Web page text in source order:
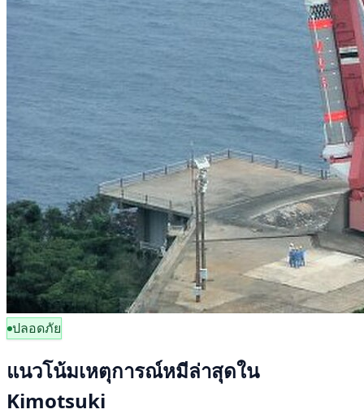
ปลอดภัย
แนวโน้มเหตุการณ์หมีล่าสุดใน
Kimotsuki